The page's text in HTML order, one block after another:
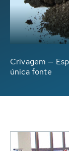
Crivagem —
única fonte